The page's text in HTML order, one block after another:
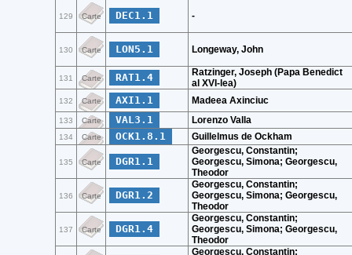
129 Carte DEC1.1 -
130 Carte LON5.1 Longeway, John
131 Carte RAT1.4
Ratzinger, Joseph (Papa Benedict
al XVI-lea)
132 Carte AXI1.1 Madeea Axinciuc
133 Carte VAL3.1 Lorenzo Valla
134 Carte OCK1.8.1 Guillelmus de Ockham
135 Carte DGR1.1
Georgescu, Constantin;
Georgescu, Simona; Georgescu,
Theodor
136 Carte DGR1.2
Georgescu, Constantin;
Georgescu, Simona; Georgescu,
Theodor
137 Carte DGR1.4
Georgescu, Constantin;
Georgescu, Simona; Georgescu,
Theodor
Georgescu, Constantin;